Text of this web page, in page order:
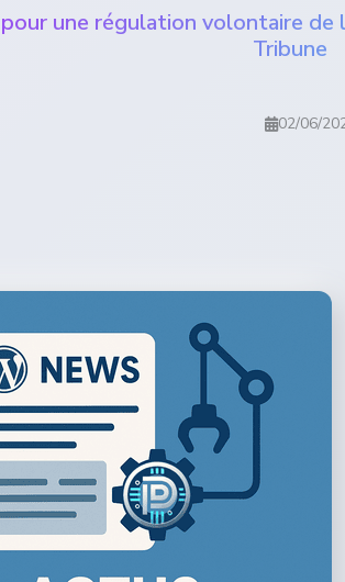
une régulation volontaire de
Tribune
02/06/